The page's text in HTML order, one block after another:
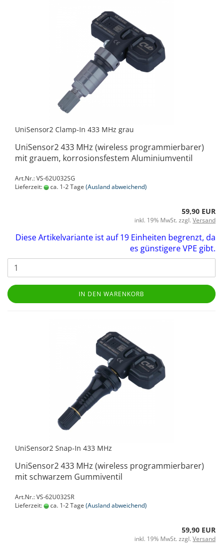
UniSensor2 Clamp-In 433 MHz grau
UniSensor2 433 MHz (wireless programmierbarer)
mit grauem, korrosionsfestem Aluminiumventil
Art.Nr.: VS-62U032SG
Lieferzeit:
ca. 1-2 Tage (Ausland abweichend)
59,90 EUR
inkl. 19% MwSt. zzgl. Versand
Diese Artikelvariante ist auf 19 Einheiten begrenzt, da
es günstigere VPE gibt.
IN DEN WARENKORB
UniSensor2 Snap-In 433 MHz
UniSensor2 433 MHz (wireless programmierbarer)
mit schwarzem Gummiventil
Art.Nr.: VS-62U032SR
Lieferzeit:
ca. 1-2 Tage (Ausland abweichend)
59,90 EUR
inkl. 19% MwSt. zzgl. Versand